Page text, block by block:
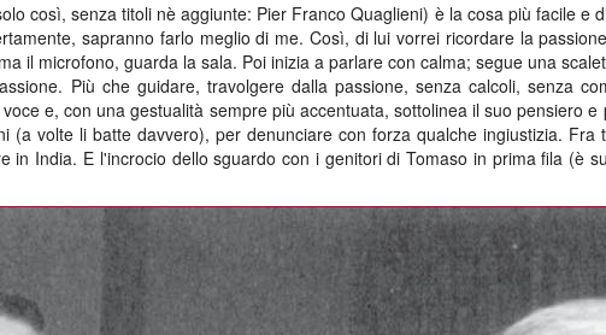
così, senza titoli nè aggiunte: Pier Franco Quaglieni) è la cosa più facile e
sapranno farlo meglio di me. Così, di lui vorrei ricordare la
il microfono, guarda la sala. Poi inizia a parlare con calma; segue una
Più che guidare, travolgere dalla passione, senza calcoli, senza
e, con una gestualità sempre più accentuata, sottolinea il suo pensiero
(a volte li batte davvero), per denunciare con forza qualche ingiustizia.
in India. E l'incrocio dello sguardo con i genitori di Tomaso in prima fila (è